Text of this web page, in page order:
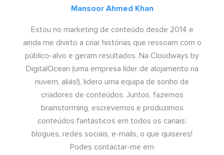
Mansoor Ahmed Khan
Estou no marketing de conteúdo desde 2014 e
ainda me divirto a criar histórias que ressoam com o
público-alvo e geram resultados. Na Cloudways by
DigitalOcean (uma empresa líder de alojamento na
nuvem, aliás!), lidero uma equipa de sonho de
criadores de conteúdos. Juntos, fazemos
brainstorming, escrevemos e produzimos
conteúdos fantásticos em todos os canais:
blogues, redes sociais, e-mails, o que quiseres!
Podes contactar-me em